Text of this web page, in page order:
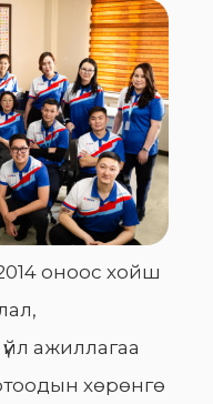
оноос хойш
ажиллагаа
хөрөнгө